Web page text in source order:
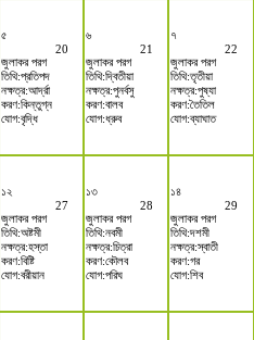
৫
20
জুলাকর পরগ
তিথি:প্রতিপদ
নক্ষত্র:আর্দ্রা
করণ:কিন্তুগ্ন
যোগ:বৃদ্ধি
৬
21
জুলাকর পরগ
তিথি:দ্বিতীয়া
নক্ষত্র:পুনর্বসু
করণ:বালব
যোগ:ধ্রুব
৭
22
জুলাকর পরগ
তিথি:তৃতীয়া
নক্ষত্র:পুষ্যা
করণ:তৈতিল
যোগ:ব্যাঘাত
১২
27
জুলাকর পরগ
তিথি:অষ্টমী
নক্ষত্র:হস্তা
করণ:বিষ্টি
যোগ:বরীয়ান
১৩
28
জুলাকর পরগ
তিথি:নবমী
নক্ষত্র:চিত্রা
করণ:কৌলব
যোগ:পরিঘ
১৪
29
জুলাকর পরগ
তিথি:দশমী
নক্ষত্র:স্বাতী
করণ:গর
যোগ:শিব